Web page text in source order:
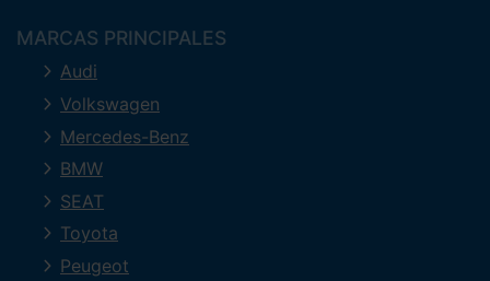
MARCAS PRINCIPALES
Audi
Volkswagen
Mercedes-Benz
BMW
SEAT
Toyota
Peugeot